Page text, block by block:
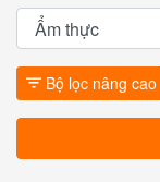
Bộ lọc nâng cao